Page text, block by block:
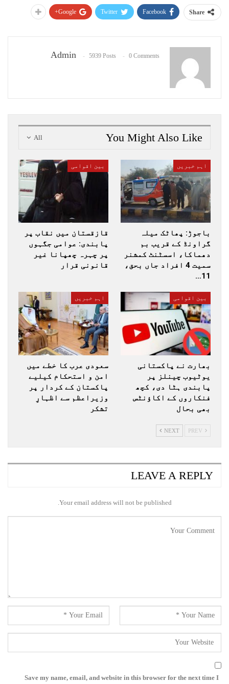
Share
Facebook
Twitter
Google+
Admin 5939 Posts 0 Comments
All You Might Also Like
اہم خبریں
باجوڑ: پھاٹک میلہ
گراونڈ کے قریب بم
دھماکا، اسسٹنٹ کمشنر
سمیت 4 افراد جاں بحق،
11…
بین اقوامی
قازقستان میں نقاب پر
پابندی: عوامی جگہوں
پر چہرہ چھپانا غیر
قانونی قرار
بین اقوامی
بھارت نے پاکستانی
یوٹیوب چینلز پر
پابندی ہٹا دی، کچھ
فنکاروں کے اکاؤنٹس
بھی بحال
اہم خبریں
سعودی عرب کا خطے میں
امن و استحکام کیلیے
پاکستان کے کردار پر
وزیراعظم سے اظہارِ
تشکر
NEXT
LEAVE A REPLY
Your email address will not be published.
Save my name, email, and website in this browser for the next time I